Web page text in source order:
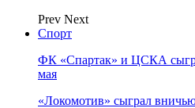
Prev Next
Спорт
ФК «Спартак» и ЦСКА
мая
«Локомотив» сыграл